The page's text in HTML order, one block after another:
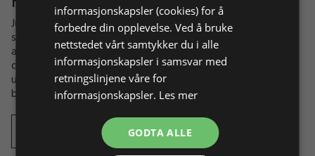
Jura micro stikkelsliper er et kraftfullt og presist
slipesystem, utviklet spesielt for forberedelse og sliping
av hardmetallstikler. Takket være det kompakte
designet kan man arbeide direkte under mikroskopet
uten å forlate arbeidsplassen. Dette gir konstant fokus,
bedre kontroll og et betydelig mer presist resultat.
Se mer om Jura micro stikkelsliper
informasjonskapsler (cookies) for å
forbedre din opplevelse. Ved å bruke
nettstedet vårt samtykker du i alle
informasjonskapsler i samsvar med
retningslinjene våre for
informasjonskapsler. Les mer
GODTA ALLE